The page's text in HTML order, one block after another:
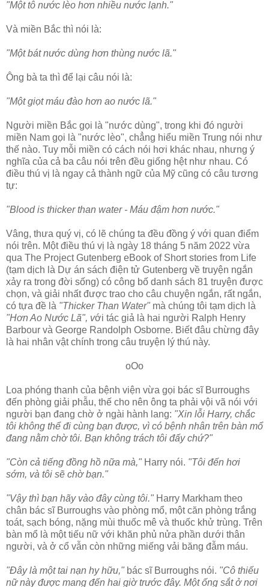
"Một tô nước lèo hơn nhiều nước lạnh."
Và miền Bắc thì nói là:
"Một bát nước dùng hơn thùng nước lã."
Ông bà ta thì để lại câu nói là:
"Một giọt máu đào hơn ao nước lã."
Người miền Bắc gọi là "nước dùng", trong khi đó người
miền Nam gọi là "nước lèo", chẳng hiểu miền Trung nói như
thế nào. Tuy mỗi miền có cách nói hơi khác nhau, nhưng ý
nghĩa của cả ba câu nói trên đều giống hệt như nhau. Có
điều thú vị là ngay cả thành ngữ của Mỹ cũng có câu tương
tự:
"Blood is thicker than water - Máu đậm hơn nước."
Vâng, thưa quý vị, có lẽ chúng ta đều đồng ý với quan điểm
nói trên. Một điều thú vị là ngày 18 tháng 5 năm 2022 vừa
qua The Project Gutenberg eBook of Short stories from Life
(tạm dịch là Dự án sách điện tử Gutenberg về truyện ngắn
xảy ra trong đời sống) có công bố danh sách 81 truyện được
chọn, và giải nhất được trao cho câu chuyện ngắn, rất ngắn,
có tựa đề là "Thicker Than Water" mà chúng tôi tạm dịch là
"Hơn Ao Nước Lã", với tác giả là hai người Ralph Henry
Barbour và George Randolph Osborne. Biết đâu chừng đây
là hai nhân vật chính trong câu truyện lý thú này.
oOo
Loa phóng thanh của bệnh viện vừa gọi bác sĩ Burroughs
đến phòng giải phẫu, thế cho nên ông ta phải vội vã nói với
người bạn đang chờ ở ngài hành lang: "Xin lỗi Harry, chắc
tôi không thể đi cùng bạn được, vì có bệnh nhân trên bàn mổ
đang nằm chờ tôi. Bạn không trách tôi đấy chứ?"
"Còn cả tiếng đồng hồ nữa mà," Harry nói. "Tôi đến hơi
sớm, và tôi sẽ chờ bạn."
"Vậy thì bạn hãy vào đây cùng tôi." Harry Markham theo
chân bác sĩ Burroughs vào phòng mổ, một căn phòng trắng
toát, sạch bóng, nặng mùi thuốc mê và thuốc khử trùng. Trên
bàn mổ là một tiếu nữ với khăn phủ nửa phần dưới thân
người, và ở cổ vẫn còn những miếng vải băng đẫm máu.
"Đây là một tai nạn hy hữu," bác sĩ Burroughs nói. "Cô thiếu
nữ này được mang đến hai giờ trước đây. Một ống sắt ở nơi